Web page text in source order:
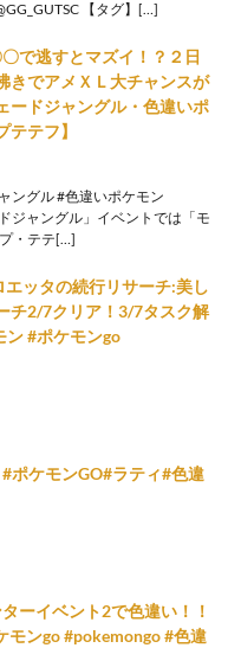
【タグ】[…]
〇で逃すとマズイ！？２日
きでアメＸＬ大チャンスが
ードジャングル・色違いポ
テフ】
ングル #色違いポケモン
ジャングル」イベントでは「モ
・テテ[…]
ッタの続行リサーチ:美し
チ2/7クリア！3/7タスク解
ン #ポケモンgo
ケモンGO#ラティ#色違
ーイベント2で色違い！！
モンgo #pokemongo #色違